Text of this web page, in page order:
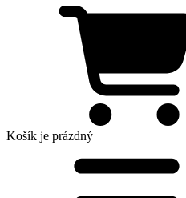
Košík je prázdný